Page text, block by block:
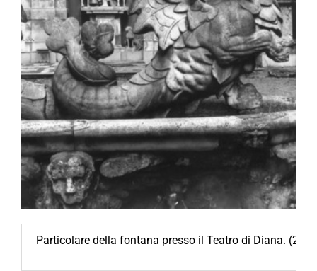
Particolare della fontana presso il Teatro di Diana.